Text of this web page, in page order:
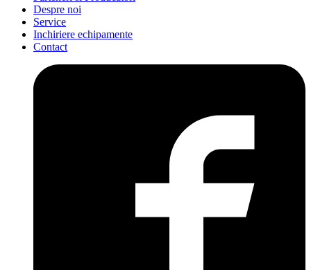
Despre noi
Service
Inchiriere echipamente
Contact